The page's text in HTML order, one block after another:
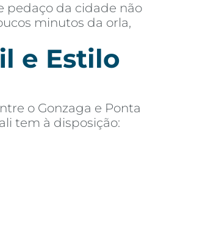
pedaço da cidade não
minutos da orla,
e Estilo
o Gonzaga e Ponta
tem à disposição: